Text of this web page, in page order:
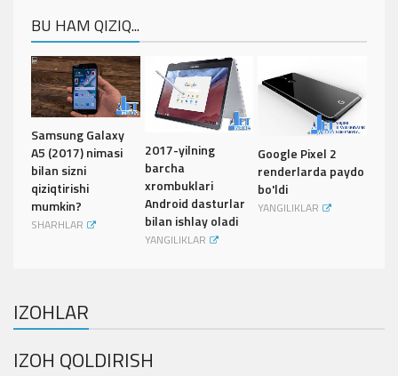
BU HAM QIZIQ...
Samsung Galaxy
A5 (2017) nimasi
bilan sizni
qiziqtirishi
mumkin?
SHARHLAR
2017-yilning
barcha
xrombuklari
Android dasturlar
bilan ishlay oladi
YANGILIKLAR
Google Pixel 2
renderlarda paydo
bo'ldi
YANGILIKLAR
IZOHLAR
IZOH QOLDIRISH